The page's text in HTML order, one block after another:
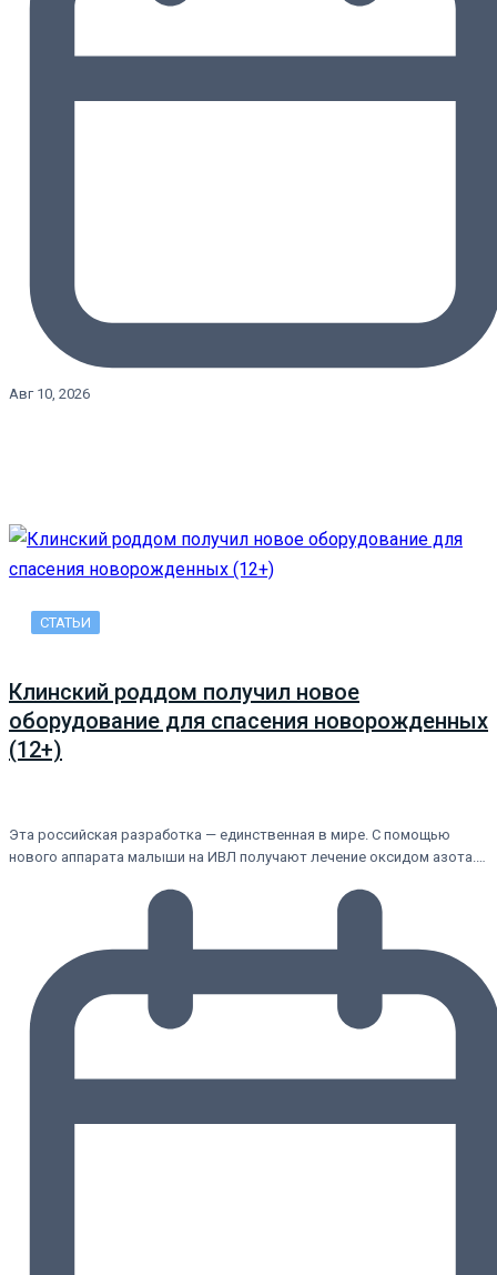
Авг 10, 2026
СТАТЬИ
Клинский роддом получил новое
оборудование для спасения новорожденных
(12+)
Эта российская разработка — единственная в мире. С помощью
нового аппарата малыши на ИВЛ получают лечение оксидом азота.…